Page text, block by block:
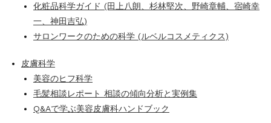
化粧品科学ガイド (田上八朗、杉林堅次、野崎章輔、宿崎幸
一、神田吉弘)
サロンワークのための科学 (ルベルコスメティクス)
皮膚科学
美容のヒフ科学
毛髪相談レポート 相談の傾向分析と実例集
Q&Aで学ぶ美容皮膚科ハンドブック